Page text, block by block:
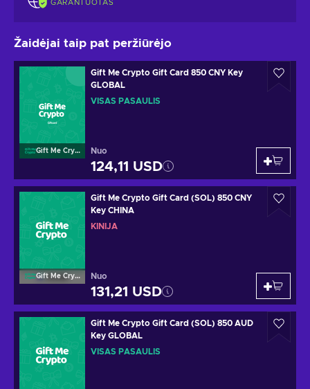
GARANTUOTAS
Žaidėjai taip pat peržiūrėjo
Gift Me Crypto
Gift Me Crypto Gift Card 850 CNY Key
GLOBAL
VISAS PASAULIS
Nuo
124,11 USD
Gift Me Crypto
Gift Me Crypto Gift Card (SOL) 850 CNY
Key CHINA
KINIJA
Nuo
131,21 USD
Gift Me Crypto Gift Card (SOL) 850 AUD
Key GLOBAL
VISAS PASAULIS